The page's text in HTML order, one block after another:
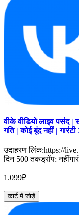
वीके वीडियो लाइव पसंद |
गति | कोई बूंद नहीं | गारंटी
उदाहरण लिंक:https://
दिन 500 तकड्रॉप:
1.099₽
कार्ट में जोड़ें